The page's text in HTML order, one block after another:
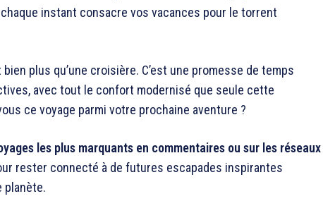
instant consacre vos vacances pour le torrent
plus qu’une croisière. C’est une promesse de temps
avec tout le confort modernisé que seule cette
ce voyage parmi votre prochaine aventure ?
les plus marquants en commentaires ou sur les réseaux
rester connecté à de futures escapades inspirantes
planète.